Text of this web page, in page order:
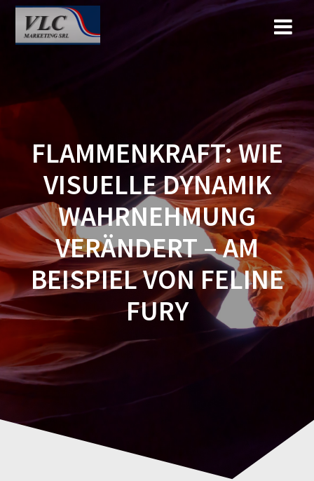
contenido
FLAMMENKRAFT: WIE
VISUELLE DYNAMIK
WAHRNEHMUNG
VERÄNDERT – AM
BEISPIEL VON FELINE
FURY